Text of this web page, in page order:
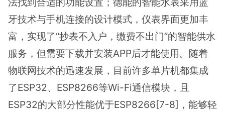
牙技术与手机连接的设计模式，仪表界面更加丰
富，实现了“抄表不入户，缴费不出门”的智能供水
服务，但需要下载并安装APP后才能使用。随着
物联网技术的迅速发展，目前许多单片机都集成
了ESP32、ESP8266等Wi-Fi通信模块，且
ESP32的大部分性能优于ESP8266[7-8]，能够轻